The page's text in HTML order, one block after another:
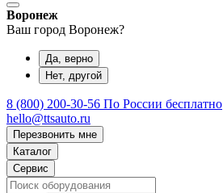
Воронеж
Ваш город Воронеж?
Да, верно
Нет, другой
8 (800) 200-30-56 По России бесплатно
hello@ttsauto.ru
Перезвонить мне
Каталог
Сервис